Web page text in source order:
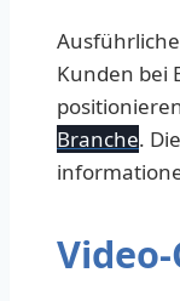
Kunden bei
Branche.